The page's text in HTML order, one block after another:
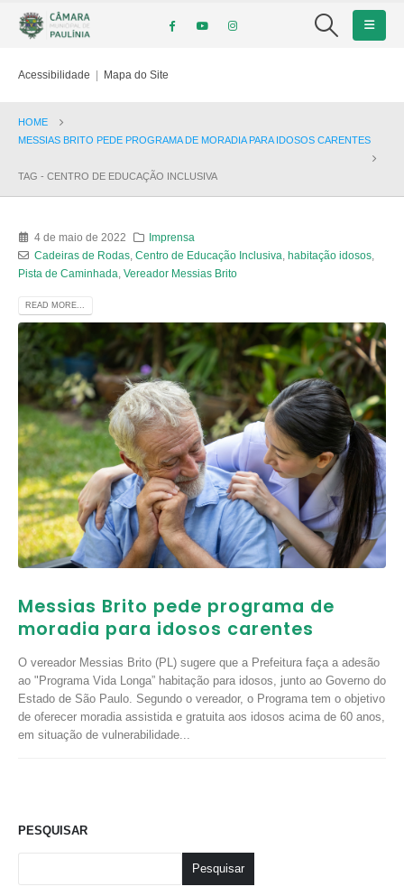
Acessibilidade | Mapa do Site
HOME
MESSIAS BRITO PEDE PROGRAMA DE MORADIA PARA IDOSOS CARENTES
TAG - CENTRO DE EDUCAÇÃO INCLUSIVA
4 de maio de 2022
Imprensa
Cadeiras de Rodas, Centro de Educação Inclusiva habitação idosos,
Pista de Caminhada Vereador Messias Brito
READ MORE...
Messias Brito pede programa de
moradia para idosos carentes
O vereador Messias Brito (PL) sugere que a Prefeitura faça a adesão
ao "Programa Vida Longa” habitação para idosos, junto ao Governo do
Estado de São Paulo. Segundo o vereador, o Programa tem o objetivo
de oferecer moradia assistida e gratuita aos idosos acima de 60 anos,
em situação de vulnerabilidade...
PESQUISAR
Pesquisar